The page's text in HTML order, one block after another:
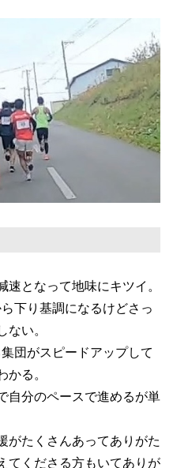
となって地味にキツイ。
下り基調になるけどさっ
ない。
団がスピードアップして
かる。
自分のペースで進めるが単
がたくさんあってありがた
てくださる方もいてありが